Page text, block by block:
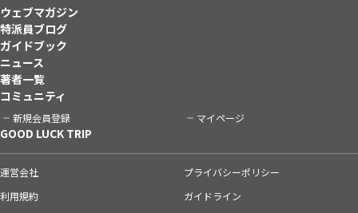
ウェブマガジン
特派員ブログ
ガイドブック
ニュース
著者一覧
コミュニティ
新規会員登録 マイページ
GOOD LUCK TRIP
運営会社
プライバシーポリシー
利用規約
ガイドライン